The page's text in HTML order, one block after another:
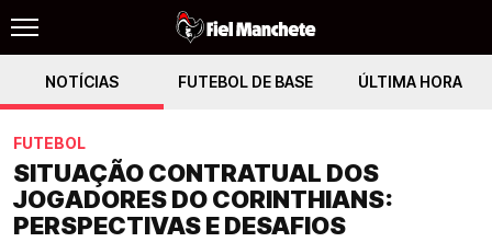
NOTÍCIAS FUTEBOL DE BASE ÚLTIMA HORA
FUTEBOL
SITUAÇÃO CONTRATUAL DOS
JOGADORES DO CORINTHIANS:
PERSPECTIVAS E DESAFIOS